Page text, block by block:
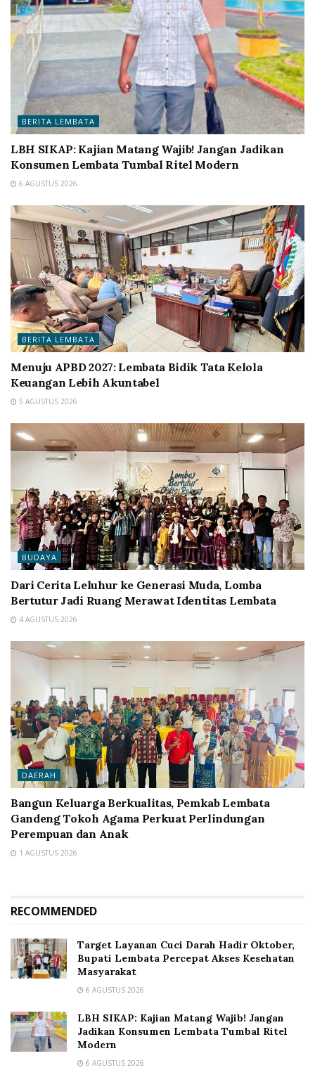
BERITA LEMBATA
LBH SIKAP: Kajian Matang Wajib! Jangan Jadikan
Konsumen Lembata Tumbal Ritel Modern
6 AGUSTUS 2026
BERITA LEMBATA
Menuju APBD 2027: Lembata Bidik Tata Kelola
Keuangan Lebih Akuntabel
5 AGUSTUS 2026
BUDAYA
Dari Cerita Leluhur ke Generasi Muda, Lomba
Bertutur Jadi Ruang Merawat Identitas Lembata
4 AGUSTUS 2026
DAERAH
Bangun Keluarga Berkualitas, Pemkab Lembata
Gandeng Tokoh Agama Perkuat Perlindungan
Perempuan dan Anak
1 AGUSTUS 2026
RECOMMENDED
Target Layanan Cuci Darah Hadir Oktober,
Bupati Lembata Percepat Akses Kesehatan
Masyarakat
6 AGUSTUS 2026
LBH SIKAP: Kajian Matang Wajib! Jangan
Jadikan Konsumen Lembata Tumbal Ritel
Modern
6 AGUSTUS 2026